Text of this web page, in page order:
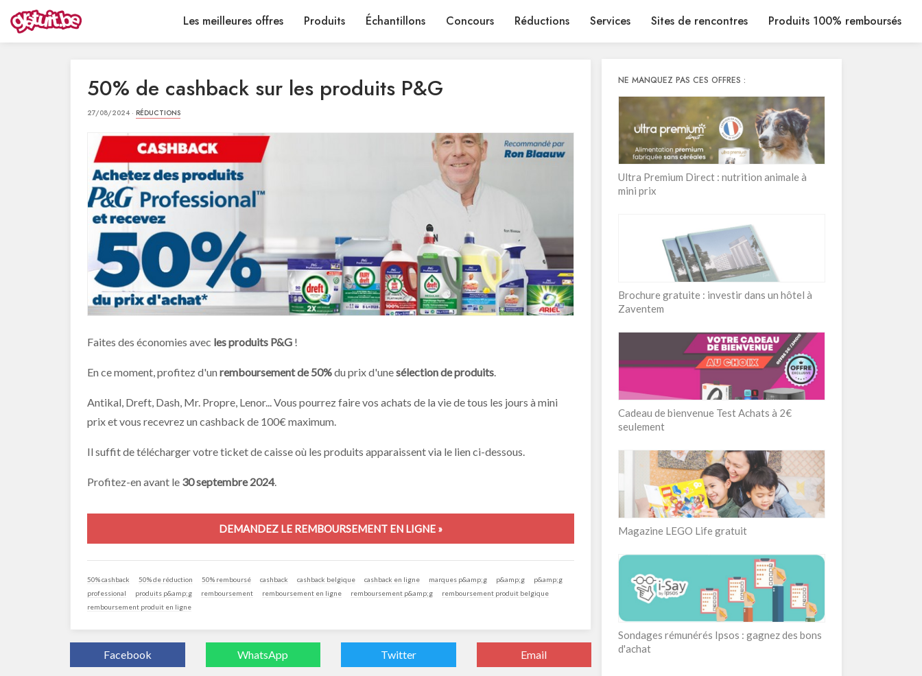
Les meilleures offres Produits Échantillons Concours Réductions Services Sites de rencontres Produits 100% remboursés
50% de cashback sur les produits P&G
27/08/2024 · RÉDUCTIONS
Faites des économies avec les produits P&G !
En ce moment, profitez d'un remboursement de 50%du prix d'unesélection de produits.
Antikal, Dreft, Dash, Mr. Propre, Lenor... Vous pourrez faire vos achats de la vie de tous les jours à mini
prix et vous recevrez un cashback de 100€ maximum.
Il suffit de télécharger votre ticket de caisse où les produits apparaissent via le lien ci-dessous.
Profitez-en avant le 30 septembre 2024.
DEMANDEZ LE REMBOURSEMENT EN LIGNE »
50% cashback 50% de réduction 50% remboursé cashback cashback belgique cashback en ligne marques p&amp;g p&amp;g
p&amp;g
professional
produits p&amp;g remboursement remboursement en ligne remboursement p&amp;g
remboursement produit belgique
remboursement produit en ligne
Facebook WhatsApp Twitter Email
NE MANQUEZ PAS CES OFFRES :
Ultra Premium Direct : nutrition animale à
mini prix
Brochure gratuite : investir dans un hôtel à
Zaventem
Cadeau de bienvenue Test Achats à 2€
seulement
Magazine LEGO Life gratuit
Sondages rémunérés Ipsos : gagnez des bons
d'achat